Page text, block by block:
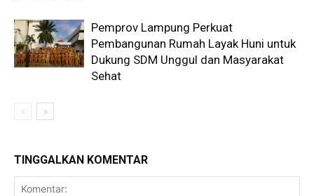
Pemprov Lampung Perkuat
Pembangunan Rumah Layak Huni untuk
Dukung SDM Unggul dan Masyarakat
Sehat
TINGGALKAN KOMENTAR